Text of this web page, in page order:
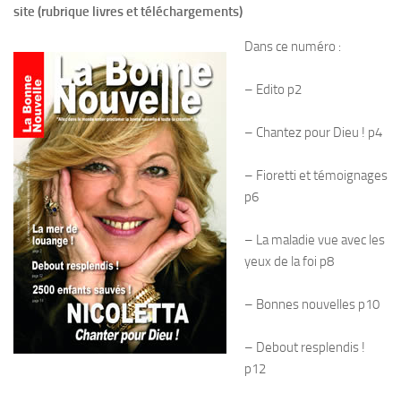
site (rubrique livres et téléchargements)
Dans ce numéro :
– Edito p2
– Chantez pour Dieu ! p4
– Fioretti et témoignages
p6
– La maladie vue avec les
yeux de la foi p8
– Bonnes nouvelles p10
– Debout resplendis !
p12